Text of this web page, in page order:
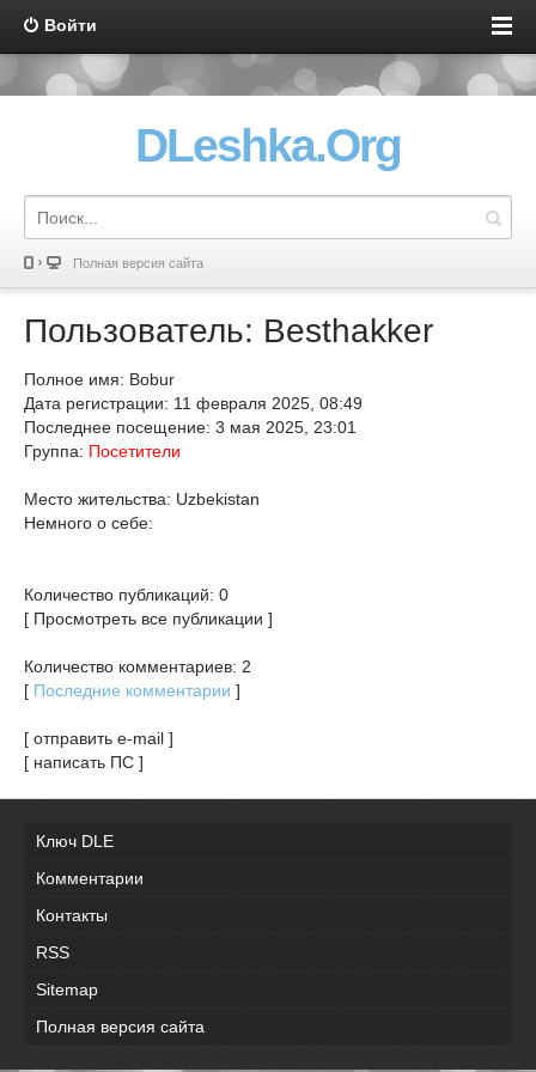
Войти
DLeshka.Org
Полная версия сайта
Пользователь: Besthakker
Полное имя: Bobur
Дата регистрации: 11 февраля 2025, 08:49
Последнее посещение: 3 мая 2025, 23:01
Группа: Посетители
Место жительства: Uzbekistan
Немного о себе:
Количество публикаций: 0
[ Просмотреть все публикации ]
Количество комментариев: 2
[ Последние комментарии ]
[ отправить e-mail ]
[ написать ПС ]
Ключ DLE
Комментарии
Контакты
RSS
Sitemap
Полная версия сайта